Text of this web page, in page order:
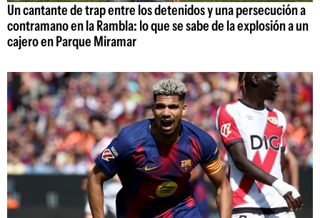
Un cantante de trap entre los detenidos y una persecución a
contramano en la Rambla: lo que se sabe de la explosión a un
cajero en Parque Miramar